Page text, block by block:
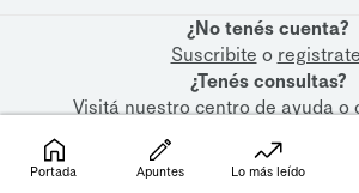
¿No tenés cuenta?
Suscribite o registrate
¿Tenés consultas?
Visitá nuestrocentro de ayudao
Portada Apuntes Lo más leído